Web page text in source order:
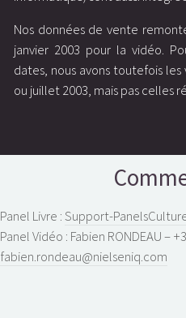
Nos données de vente
janvier 2003 pour la vidéo.
dates, nous avons toutefois
ou juillet 2003, mais pas celles
Panel Livre :Support-
Panel Vidéo : Fabien RONDEAU –
fabien.rondeau@nielseniq.com